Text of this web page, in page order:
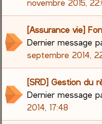
novembre 2015,
[Assurance vie]
Dernier message
septembre 2014,
[SRD] Gestion du
Dernier message
2014, 17:48